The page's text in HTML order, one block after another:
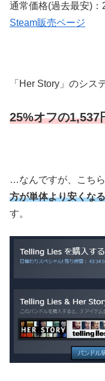
通常価格(過去最安)：
Steam販売ページ
「Her Story」のシス
25%オフの1,537
…なんですが、こち
方が単体より安くなる
す。